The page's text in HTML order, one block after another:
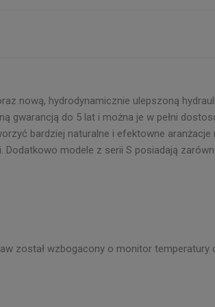
nową, hydrodynamicznie ulepszoną
gwarancją do 5 lat i można je w pełni
bardziej naturalne i efektowne aranżacje
modele z serii S posiadają
został wzbogacony o monitor temperatury